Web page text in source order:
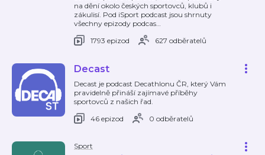
na dění okolo českých sportovců, klubů i
zákulisí. Pod iSport podcast jsou shrnuty
všechny epizody podcas…
1793 epizod
627 odběratelů
Decast
Decast je podcast Decathlonu ČR, který Vám
pravidelně přináší zajímavé příběhy
sportovců z našich řad.
46 epizod
0 odběratelů
Sport